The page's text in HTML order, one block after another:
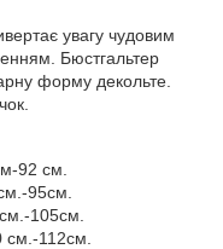
увагу чудовим
Бюстгальтер
форму декольте.
92 см.
95см.
105см.
112см.